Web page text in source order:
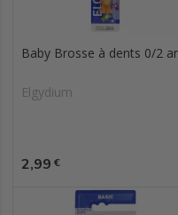
Baby Brosse à dents 0/2
Elgydium
Prix
2,99 €